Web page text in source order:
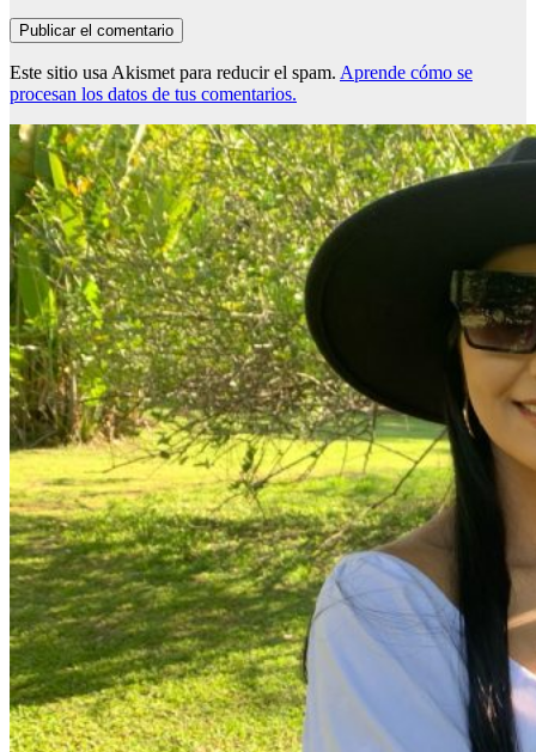
Este sitio usa Akismet para reducir el spam. Aprende cómo se
procesan los datos de tus comentarios.